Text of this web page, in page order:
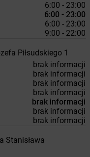
6:00 - 23:00
6:00 - 23:00
6:00 - 23:00
9:00 - 22:00
Piłsudskiego 1
brak informacji
brak informacji
brak informacji
brak informacji
brak informacji
brak informacji
brak informacji
Stanisława